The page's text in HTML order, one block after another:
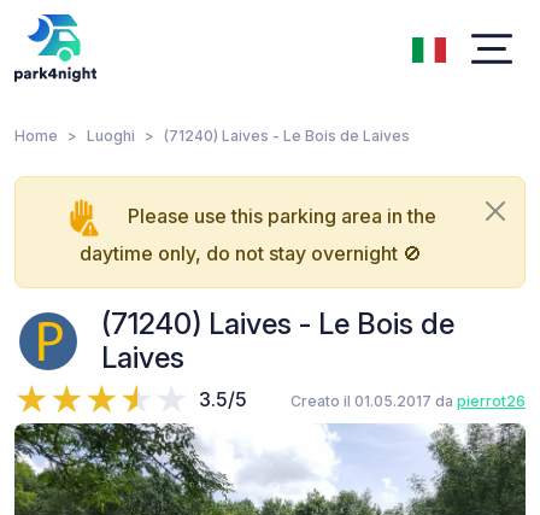
Home Luoghi (71240) Laives - Le Bois de Laives
Please use this parking area in the
daytime only, do not stay overnight 🚫
(71240) Laives - Le Bois de
Laives
3.5/5 Creato il 01.05.2017 da pierrot26